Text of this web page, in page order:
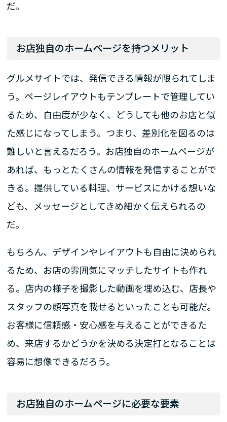
だ。
お店独自のホームページを持つメリット
グルメサイトでは、発信できる情報が限られてしま
う。ページレイアウトもテンプレートで管理してい
るため、自由度が少なく、どうしても他のお店と似
た感じになってしまう。つまり、差別化を図るのは
難しいと言えるだろう。お店独自のホームページが
あれば、もっとたくさんの情報を発信することがで
きる。提供している料理、サービスにかける想いな
ども、メッセージとしてきめ細かく伝えられるの
だ。
もちろん、デザインやレイアウトも自由に決められ
るため、お店の雰囲気にマッチしたサイトも作れ
る。店内の様子を撮影した動画を埋め込む、店長や
スタッフの顔写真を載せるといったことも可能だ。
お客様に信頼感・安心感を与えることができるた
め、来店するかどうかを決める決定打となることは
容易に想像できるだろう。
お店独自のホームページに必要な要素